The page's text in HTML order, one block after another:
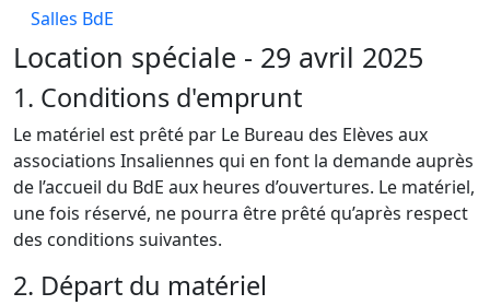
Salles BdE
Location spéciale - 29 avril 2025
1. Conditions d'emprunt
Le matériel est prêté par Le Bureau des Elèves aux
associations Insaliennes qui en font la demande auprès
de l’accueil du BdE aux heures d’ouvertures. Le matériel,
une fois réservé, ne pourra être prêté qu’après respect
des conditions suivantes.
2. Départ du matériel